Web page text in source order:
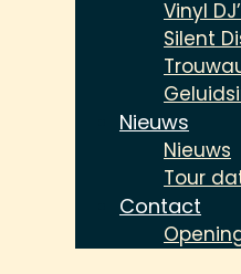
Vinyl
Silent
Nieuws
Nieuws
Tour
Contact